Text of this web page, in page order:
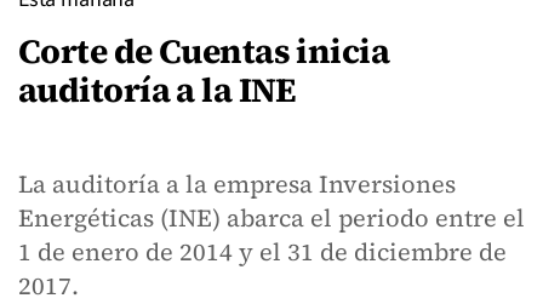
Corte de Cuentas inicia
auditoría a la INE
La auditoría a la empresa Inversiones
Energéticas (INE) abarca el periodo entre el
1 de enero de 2014 y el 31 de diciembre de
2017.